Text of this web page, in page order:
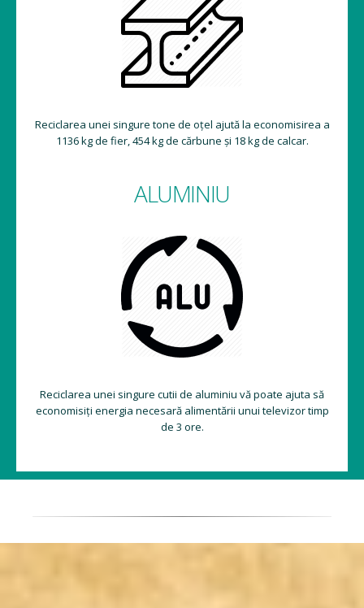
Reciclarea unei singure tone de oțel ajută la economisirea a
1136 kg de fier, 454 kg de cărbune și 18 kg de calcar.
ALUMINIU
Reciclarea unei singure cutii de aluminiu vă poate ajuta să
economisiți energia necesară alimentării unui televizor timp
de 3 ore.